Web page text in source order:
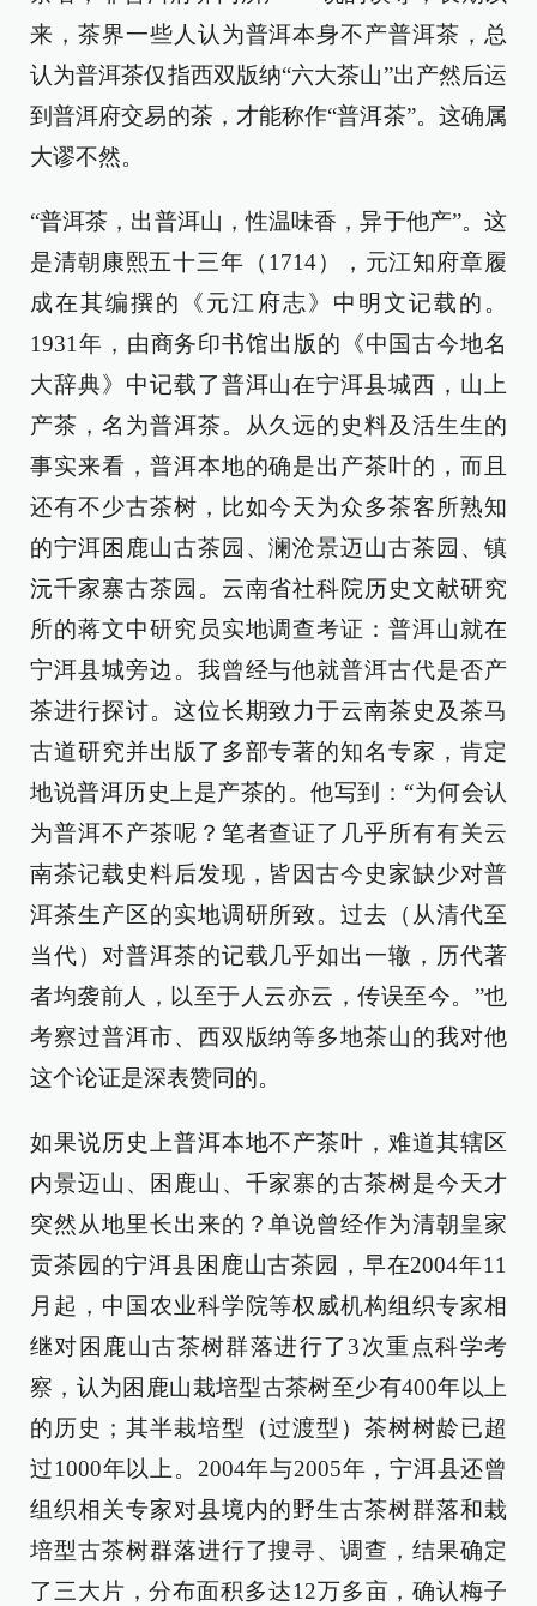
来，茶界一些人认为普洱本身不产普洱茶，总
认为普洱茶仅指西双版纳“六大茶山”出产然后运
到普洱府交易的茶，才能称作“普洱茶”。这确属
大谬不然。
“普洱茶，出普洱山，性温味香，异于他产”。这
是清朝康熙五十三年（1714），元江知府章履
成在其编撰的《元江府志》中明文记载的。
1931年，由商务印书馆出版的《中国古今地名
大辞典》中记载了普洱山在宁洱县城西，山上
产茶，名为普洱茶。从久远的史料及活生生的
事实来看，普洱本地的确是出产茶叶的，而且
还有不少古茶树，比如今天为众多茶客所熟知
的宁洱困鹿山古茶园、澜沧景迈山古茶园、镇
沅千家寨古茶园。云南省社科院历史文献研究
所的蒋文中研究员实地调查考证：普洱山就在
宁洱县城旁边。我曾经与他就普洱古代是否产
茶进行探讨。这位长期致力于云南茶史及茶马
古道研究并出版了多部专著的知名专家，肯定
地说普洱历史上是产茶的。他写到：“为何会认
为普洱不产茶呢？笔者查证了几乎所有有关云
南茶记载史料后发现，皆因古今史家缺少对普
洱茶生产区的实地调研所致。过去（从清代至
当代）对普洱茶的记载几乎如出一辙，历代著
者均袭前人，以至于人云亦云，传误至今。”也
考察过普洱市、西双版纳等多地茶山的我对他
这个论证是深表赞同的。
如果说历史上普洱本地不产茶叶，难道其辖区
内景迈山、困鹿山、千家寨的古茶树是今天才
突然从地里长出来的？单说曾经作为清朝皇家
贡茶园的宁洱县困鹿山古茶园，早在2004年11
月起，中国农业科学院等权威机构组织专家相
继对困鹿山古茶树群落进行了3次重点科学考
察，认为困鹿山栽培型古茶树至少有400年以上
的历史；其半栽培型（过渡型）茶树树龄已超
过1000年以上。2004年与2005年，宁洱县还曾
组织相关专家对县境内的野生古茶树群落和栽
培型古茶树群落进行了搜寻、调查，结果确定
了三大片，分布面积多达12万多亩，确认梅子